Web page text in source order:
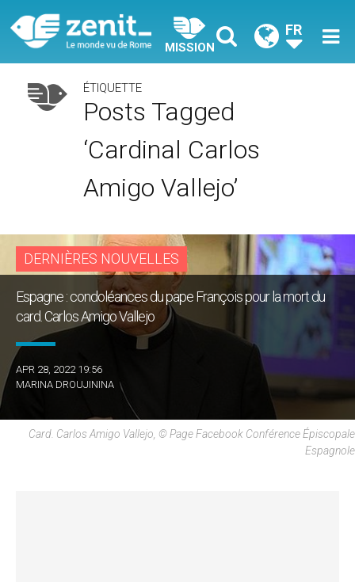
MISSION
FR
ÉTIQUETTE
Posts Tagged
‘cardinal Carlos
Amigo Vallejo’
DERNIÈRES NOUVELLES
Espagne : condoléances du pape François pour la mort du
card. Carlos Amigo Vallejo
APR 28, 2022 19:56
MARINA DROUJININA
Card. Carlos Amigo Vallejo, © Page Facebook Conférence Épiscopale
Espagnole